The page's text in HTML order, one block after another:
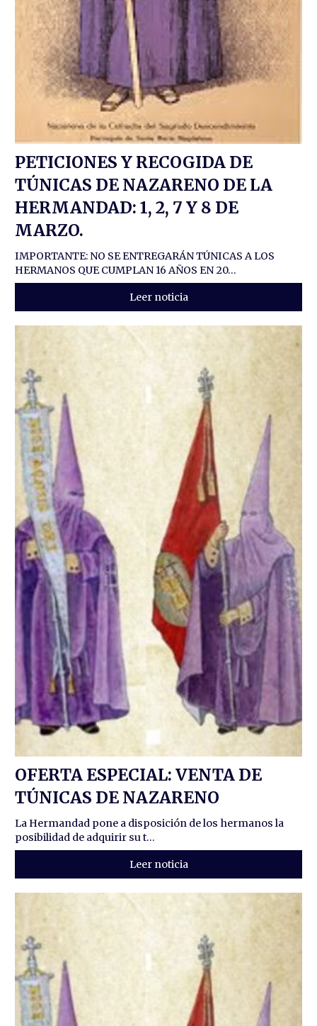
PETICIONES Y RECOGIDA DE
TÚNICAS DE NAZARENO DE LA
HERMANDAD: 1, 2, 7 Y 8 DE
MARZO.
IMPORTANTE: NO SE ENTREGARÁN TÚNICAS A LOS
HERMANOS QUE CUMPLAN 16 AÑOS EN 20...
Leer noticia
OFERTA ESPECIAL: VENTA DE
TÚNICAS DE NAZARENO
La Hermandad pone a disposición de los hermanos la
posibilidad de adquirir su t...
Leer noticia